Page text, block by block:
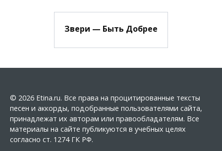
Звери — Быть Добрее
© 2026 Etina.ru. Все права на процитированные тексты
песен и аккорды, подобранные пользователями сайта,
принадлежат их авторам или правообладателям. Все
материалы на сайте публикуются в учебных целях
согласно ст. 1274 ГК РФ.